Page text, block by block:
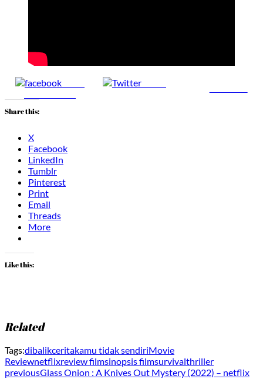
Share this:
X
Facebook
LinkedIn
Tumblr
Pinterest
Print
Email
Threads
More
Like this:
Related
Tags:dibalikceritakamu tidak sendiriMovie
Reviewnetflixreview filmsinopsis filmsurvivalthriller
previousGlass Onion : A Knives Out Mystery (2022) – netflix